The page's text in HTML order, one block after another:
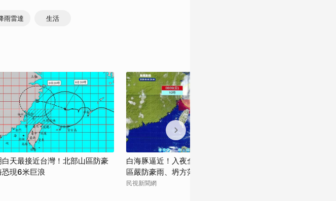
雨雷達 生活
白天最接近台灣！北部山區防豪
現6米巨浪
白海豚逼近！入夜全台各地風雨漸增 山
區嚴防豪雨、坍方落石
民視新聞網